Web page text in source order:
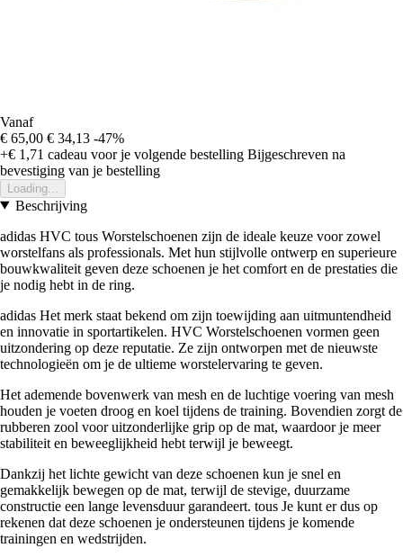
Vanaf
€ 65,00 € 34,13 -47%
+€ 1,71 cadeau voor je volgende bestelling Bijgeschreven na
bevestiging van je bestelling
Loading...
Beschrijving
adidas HVC tous Worstelschoenen zijn de ideale keuze voor zowel
worstelfans als professionals. Met hun stijlvolle ontwerp en superieure
bouwkwaliteit geven deze schoenen je het comfort en de prestaties die
je nodig hebt in de ring.
adidas Het merk staat bekend om zijn toewijding aan uitmuntendheid
en innovatie in sportartikelen. HVC Worstelschoenen vormen geen
uitzondering op deze reputatie. Ze zijn ontworpen met de nieuwste
technologieën om je de ultieme worstelervaring te geven.
Het ademende bovenwerk van mesh en de luchtige voering van mesh
houden je voeten droog en koel tijdens de training. Bovendien zorgt de
rubberen zool voor uitzonderlijke grip op de mat, waardoor je meer
stabiliteit en beweeglijkheid hebt terwijl je beweegt.
Dankzij het lichte gewicht van deze schoenen kun je snel en
gemakkelijk bewegen op de mat, terwijl de stevige, duurzame
constructie een lange levensduur garandeert. tous Je kunt er dus op
rekenen dat deze schoenen je ondersteunen tijdens je komende
trainingen en wedstrijden.